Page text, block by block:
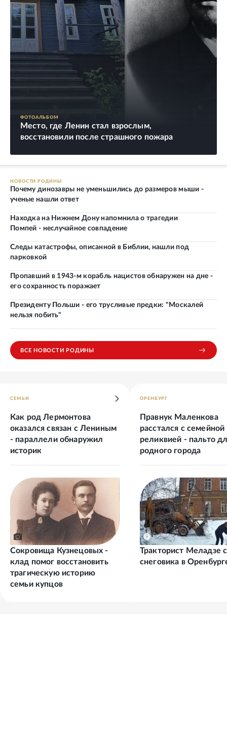
ФОТОАЛЬБОМ
Место, где Ленин стал взрослым,
восстановили после страшного пожара
НОВОСТИ РОДИНЫ
Почему динозавры не уменьшились до размеров мыши -
ученые нашли ответ
Находка на Нижнем Дону напомнила о трагедии
Помпей - неслучайное совпадение
Следы катастрофы, описанной в Библии, нашли под
парковкой
Пропавший в 1943-м корабль нацистов обнаружен на дне -
его сохранность поражает
Президенту Польши - его трусливые предки: "Москалей
нельзя побить"
ВСЕ НОВОСТИ РОДИНЫ
СЕМЬИ
Как род Лермонтова
оказался связан с Лениным
- параллели обнаружил
историк
Сокровища Кузнецовых -
клад помог восстановить
трагическую историю
семьи купцов
ОРЕНБУРГ
Правнук Маленкова
расстался с семейной
реликвией - пальто
родного города
Тракторист Меладзе
снеговика в